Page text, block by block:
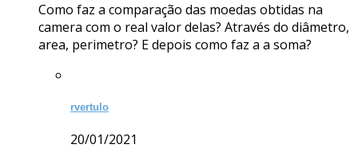
Como faz a comparação das moedas obtidas na
camera com o real valor delas? Através do diâmetro,
area, perimetro? E depois como faz a a soma?
rvertulo
20/01/2021